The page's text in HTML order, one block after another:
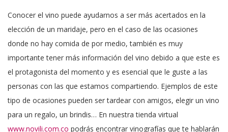
Conocer el vino puede ayudarnos a ser más acertados en la
elección de un maridaje, pero en el caso de las ocasiones
donde no hay comida de por medio, también es muy
importante tener más información del vino debido a que este es
el protagonista del momento y es esencial que le guste a las
personas con las que estamos compartiendo. Ejemplos de este
tipo de ocasiones pueden ser tardear con amigos, elegir un vino
para un regalo, un brindis… En nuestra tienda virtual
www.novili.com.co podrás encontrar vinografías que te hablarán